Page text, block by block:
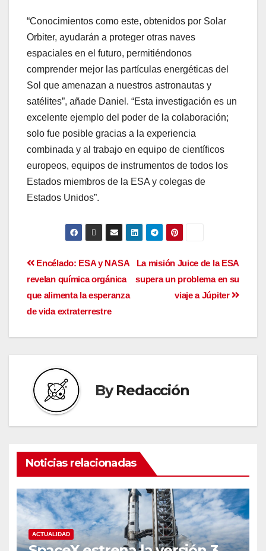
“Conocimientos como este, obtenidos por Solar
Orbiter, ayudarán a proteger otras naves
espaciales en el futuro, permitiéndonos
comprender mejor las partículas energéticas del
Sol que amenazan a nuestros astronautas y
satélites”, añade Daniel. “Esta investigación es un
excelente ejemplo del poder de la colaboración;
solo fue posible gracias a la experiencia
combinada y al trabajo en equipo de científicos
europeos, equipos de instrumentos de todos los
Estados miembros de la ESA y colegas de
Estados Unidos”.
La misión Juice de la ESA
supera un problema en su
viaje a Júpiter
Encélado: ESA y NASA
revelan química orgánica
que alimenta la esperanza
de vida extraterrestre
ByRedacción
Noticias relacionadas
ACTUALIDAD